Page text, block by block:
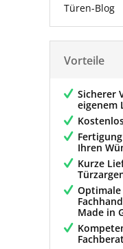
Türen-Blog
Vorteile
Sicherer
eigenem
Ihren
Kurze
Optimale
Made in